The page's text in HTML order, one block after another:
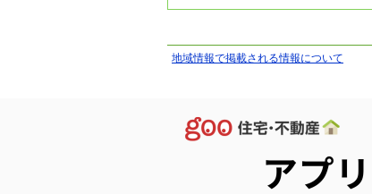
地域情報で掲載される情報について